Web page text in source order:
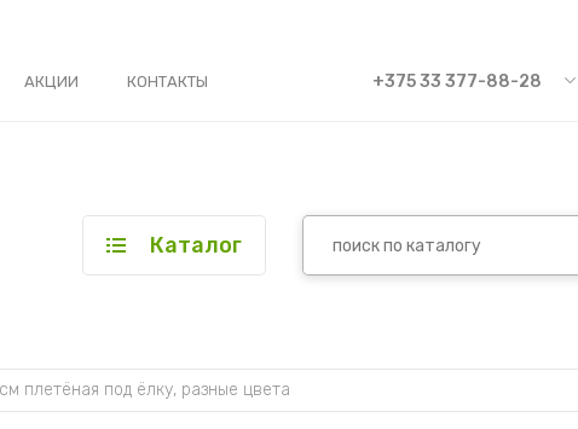
АКЦИИ КОНТАКТЫ +375 33 377-88-28
Каталог
плетёная под ёлку, разные цвета